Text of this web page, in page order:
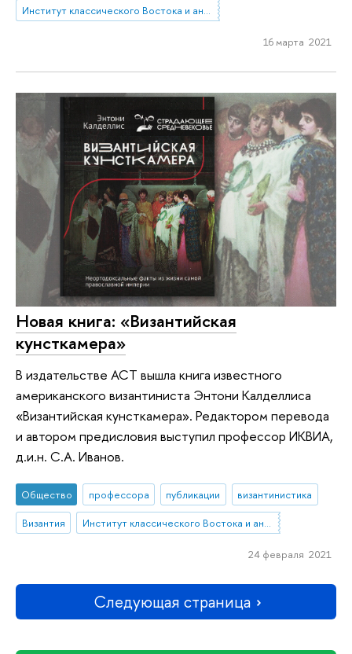
Институт классического Востока и античности
16 марта 2021
Новая книга: «Византийская
кунсткамера»
В издательстве АСТ вышла книга известного
американского византиниста Энтони Калделлиса
«Византийская кунсткамера». Редактором перевода
и автором предисловия выступил профессор ИКВИА,
д.и.н. С.А. Иванов.
Общество профессора публикации
византинистика
Византия
Институт классического Востока и античности
24 февраля 2021
Следующая страница